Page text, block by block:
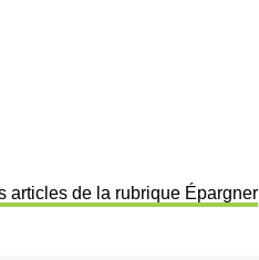
articles de la rubrique Épargner